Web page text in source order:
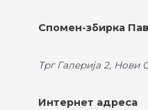
Спомен-збирка
Трг Галерија 2, Нови
Интернет адреса